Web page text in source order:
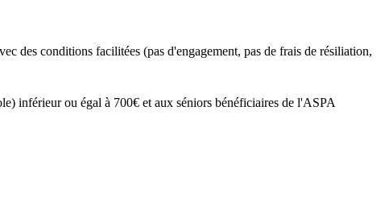
des conditions facilitées (pas d'engagement, pas de frais de résiliation,
inférieur ou égal à 700€ et aux séniors bénéficiaires de l'ASPA